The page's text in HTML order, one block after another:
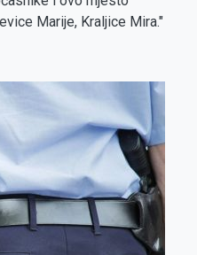
Marije, Kraljice Mira."